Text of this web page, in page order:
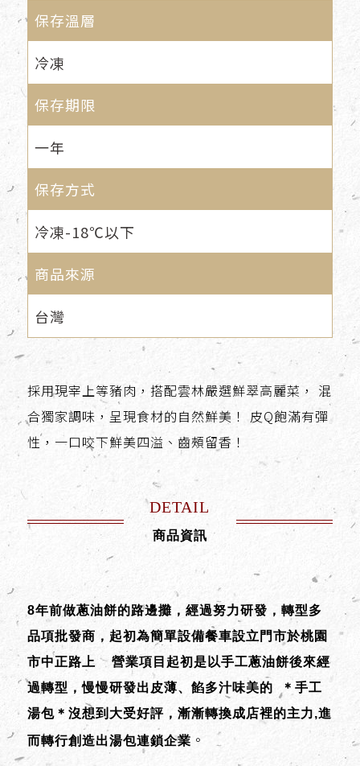
保存溫層
冷凍
保存期限
一年
保存方式
冷凍-18℃以下
商品來源
台灣
採用現宰上等豬肉，搭配雲林嚴選鮮翠高麗菜， 混
合獨家調味，呈現食材的自然鮮美！ 皮Q飽滿有彈
性，一口咬下鮮美四溢、齒頰留香！
DETAIL
商品資訊
8年前做蔥油餅的路邊攤，經過努力研發，轉型多
品項批發商，起初為簡單設備餐車設立門市於桃園
市中正路上 營業項目起初是以手工蔥油餅後來經
過轉型，慢慢研發出皮薄、餡多汁味美的 ＊手工
湯包＊沒想到大受好評，漸漸轉換成店裡的主力,進
而轉行創造出湯包連鎖企業 。